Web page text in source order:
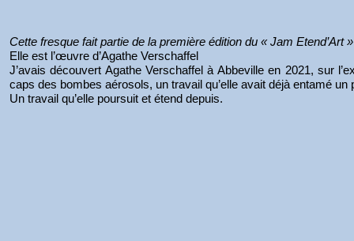
Cette fresque fait partie de la première édition du « Jam Etend’Art
Elle est l’œuvre d’Agathe Verschaffel
J’avais découvert Agathe Verschaffel à Abbeville en 2021, sur
caps des bombes aérosols, un travail qu’elle avait déjà entamé
Un travail qu’elle poursuit et étend depuis.